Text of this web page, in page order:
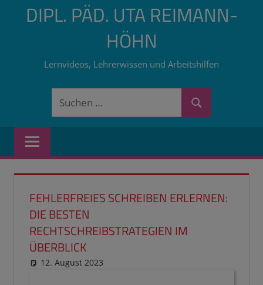
DIPL. PÄD. UTA REIMANN-
HÖHN
Lernvideos, Lehrerwissen und Arbeitshilfen
Suchen
Suchen
FEHLERFREIES SCHREIBEN ERLERNEN:
DIE BESTEN
RECHTSCHREIBSTRATEGIEN IM
ÜBERBLICK
12. August 2023